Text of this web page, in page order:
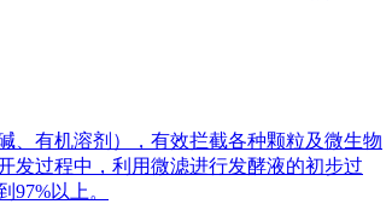
、有机溶剂），有效拦截各种颗粒及微生物
发过程中，利用微滤进行发酵液的初步过
以上。